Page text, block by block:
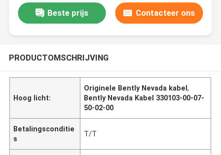
Beste prijs Contacteer ons
PRODUCTOMSCHRIJVING
Hoog licht:
Originele Bently Nevada kabel,
Bently Nevada Kabel 330103-00-07-
50-02-00
Betalingsconditie
s
T/T